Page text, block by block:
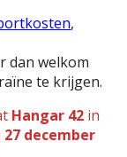
,
dan welkom
te krijgen.
Hangar 42 in
december